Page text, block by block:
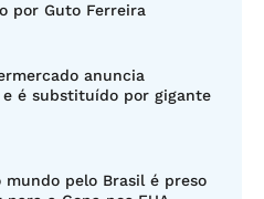
por Guto Ferreira
anuncia
é substituído por gigante
mundo pelo Brasil é preso